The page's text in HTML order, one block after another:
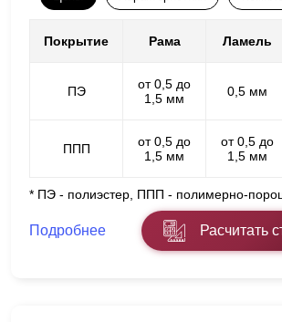
Покрытие Рама Ламель
ПЭ
от 0,5 до
1,5 мм
0,5 мм
ППП
от 0,5 до
1,5 мм
от 0,5 до
1,5 мм
* ПЭ - полиэстер, ППП - полимерно-
Подробнее Расчитать